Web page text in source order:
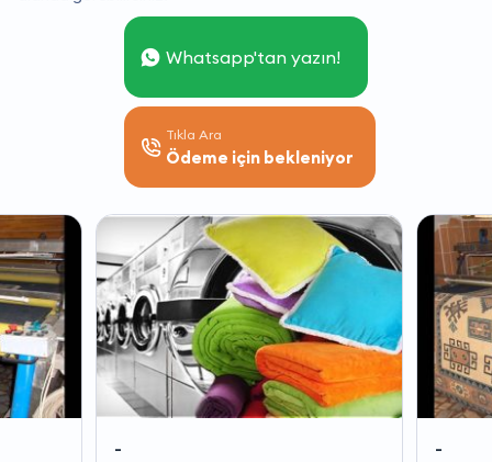
Whatsapp'tan yazın!
Tıkla Ara
Ödeme için bekleniyor
- -